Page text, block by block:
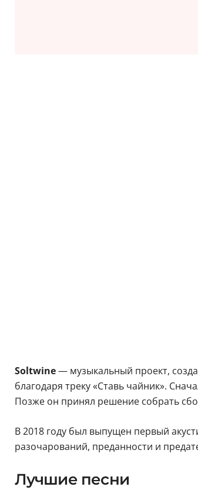
Soltwine— музыкальный проект,
благодаря треку «Ставь чайник».
Позже он принял решение собрать
В 2018 году был выпущен первый
разочарований, преданности и
Лучшие песни